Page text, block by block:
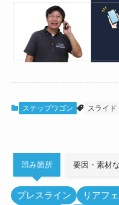
ステップワゴン スライド
凹み箇所 要因・素材
プレスライン リアフ